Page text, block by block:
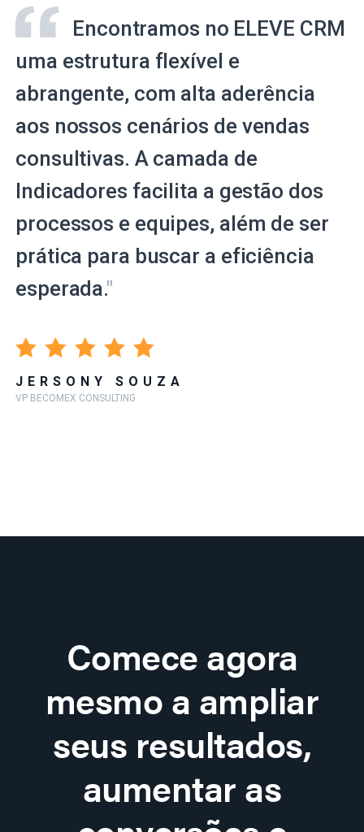
Encontramos no ELEVE CRM
uma estrutura flexível e
abrangente, com alta aderência
aos nossos cenários de vendas
consultivas. A camada de
Indicadores facilita a gestão dos
processos e equipes, além de ser
prática para buscar a eficiência
esperada."
JERSONY SOUZA
VP BECOMEX CONSULTING
Comece agora
mesmo a ampliar
seus resultados,
aumentar as